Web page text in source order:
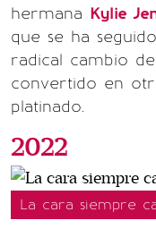
hermana Kylie
que se ha
radical cambio
convertido en
platinado.
2022
La cara siempre